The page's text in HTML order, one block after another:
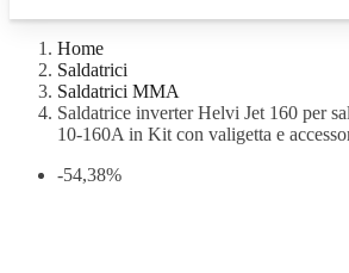
Home
Saldatrici
Saldatrici MMA
Saldatrice inverter Helvi Jet 160 per
10-160A in Kit con valigetta e
-54,38%